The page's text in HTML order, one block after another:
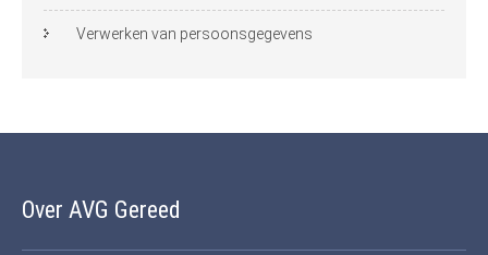
Verwerken van persoonsgegevens
Over AVG Gereed